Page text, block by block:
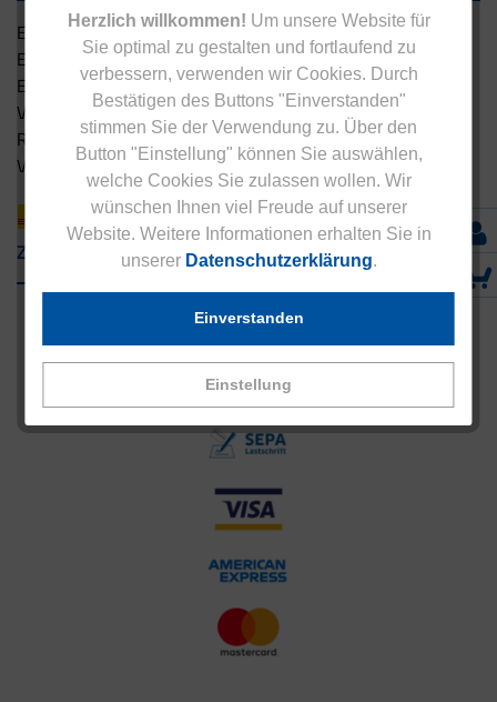
Herzlich willkommen! Um unsere Website für
Sie optimal zu gestalten und fortlaufend zu
verbessern, verwenden wir Cookies. Durch
Bestätigen des Buttons "Einverstanden"
stimmen Sie der Verwendung zu. Über den
Button "Einstellung" können Sie auswählen,
welche Cookies Sie zulassen wollen. Wir
wünschen Ihnen viel Freude auf unserer
Website. Weitere Informationen erhalten Sie in
unserer Datenschutzerklärung.
Einstellung
Einverstanden
Eucell Gesundheitsservice
Eucell Ernährungscoach
Eucell Fitness Coach
Versandbedingungen
Rücksendung
Versandpartner innerhalb Deutschlands
Zahlungsarten